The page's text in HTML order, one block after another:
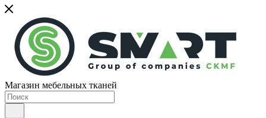
Магазин мебельных тканей